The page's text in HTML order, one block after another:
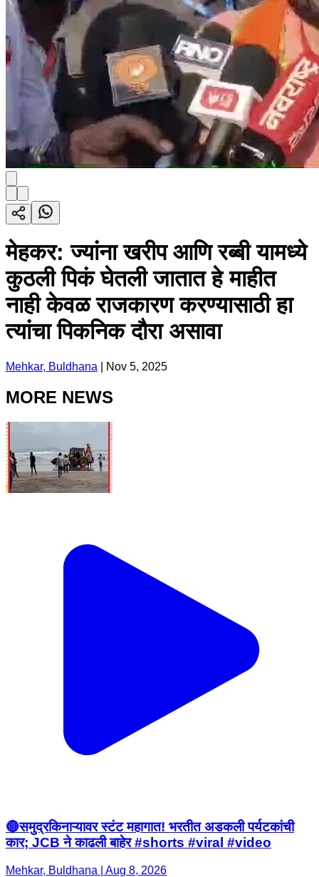
मेहकर: ज्यांना खरीप आणि रब्बी यामध्ये
कुठली पिकं घेतली जातात हे माहीत
नाही केवळ राजकारण करण्यासाठी हा
त्यांचा पिकनिक दौरा असावा
Mehkar, Buldhana Nov 5, 2025
MORE NEWS
🔴समुद्रकिनाऱ्यावर स्टंट महागात! भरतीत अडकली पर्यटकांची
कार; JCB ने काढली बाहेर #shorts #viral #video
Mehkar, Buldhana | Aug 8, 2026